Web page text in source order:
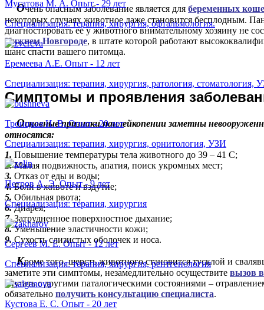
Очень опасным заболевание является для беременных
некоторых случаях животное даже становится бесплодным.
диагностировать ее у животного внимательному хозяину не
Нижнем Новгороде, в штате которой работают
шанс спасти вашего питомца.
Симптомы и проявления
Основные признаки панлейкопении заметны
относятся:
1. Повышение температуры тела животного до 39 – 41 С;
2.Малая подвижность, апатия, поиск укромных мест;
3. Отказ от еды и воды;
4.Боли в животе и вздутие;
5. Обильная рвота;
6.Диарея;
7.Затрудненное поверхностное дыхание;
8.Уменьшение эластичности кожи;
9.Сухость слизистых оболочек и носа.
Кроме того, шерсть животного становится тусклой и
заметите эти симптомы, незамедлительно осуществите вызов
спутать с другими паталогическими состояниями –
обязательно получить консультацию специалиста.
Мусатова М. А. Опыт - 29 лет
Специализация: терапия, хирургия, офтальмология.
Еремеева А.Е. Опыт - 12 лет
Специализация: терапия, хирургия, ратология, стоматология,
Троицкая И. В. Опыт - 20 лет
Специализация: терапия, хирургия, орнитология, УЗИ
Петров А. Э. Опыт - 9 лет
Специализация: терапия, хирургия
Сергеев М. Е. Опыт - 12 лет
Специализация: терапия, хирургия, рентгенология
Кустова Е. С. Опыт - 20 лет